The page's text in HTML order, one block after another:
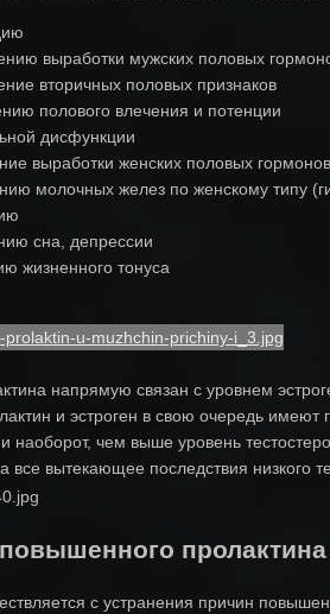
выработки мужских половых
вторичных половых признаков
полового влечения и потенции
дисфункции
выработки женских половых
молочных желез по женскому типу
сна, депрессии
жизненного тонуса
напрямую связан с уровнем
и эстроген в свою очередь
и наоборот, чем выше уровень
вытекающее последствия низкого
пролактина
с устранения причин